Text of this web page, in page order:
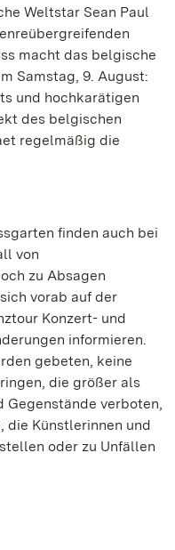
Weltstar Sean Paul
macht das belgische
Samstag, 9. August:
und hochkarätigen
des belgischen
regelmäßig die
finden auch bei
von
zu Absagen
vorab auf der
Konzert- und
informieren.
gebeten, keine
die größer als
Gegenstände verboten,
die Künstlerinnen und
oder zu Unfällen